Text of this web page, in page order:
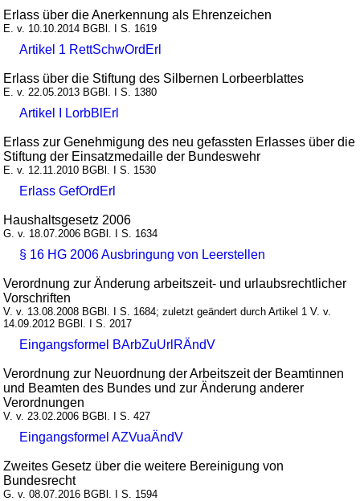
Erlass über die Anerkennung als Ehrenzeichen
E. v. 10.10.2014 BGBl. I S. 1619
Artikel 1 RettSchwOrdErl
Erlass über die Stiftung des Silbernen Lorbeerblattes
E. v. 22.05.2013 BGBl. I S. 1380
Artikel I LorbBlErl
Erlass zur Genehmigung des neu gefassten Erlasses über die
Stiftung der Einsatzmedaille der Bundeswehr
E. v. 12.11.2010 BGBl. I S. 1530
Erlass GefOrdErl
Haushaltsgesetz 2006
G. v. 18.07.2006 BGBl. I S. 1634
§ 16 HG 2006 Ausbringung von Leerstellen
Verordnung zur Änderung arbeitszeit- und urlaubsrechtlicher
Vorschriften
V. v. 13.08.2008 BGBl. I S. 1684; zuletzt geändert durch Artikel 1 V. v.
14.09.2012 BGBl. I S. 2017
Eingangsformel BArbZuUrlRÄndV
Verordnung zur Neuordnung der Arbeitszeit der Beamtinnen
und Beamten des Bundes und zur Änderung anderer
Verordnungen
V. v. 23.02.2006 BGBl. I S. 427
Eingangsformel AZVuaÄndV
Zweites Gesetz über die weitere Bereinigung von
Bundesrecht
G. v. 08.07.2016 BGBl. I S. 1594